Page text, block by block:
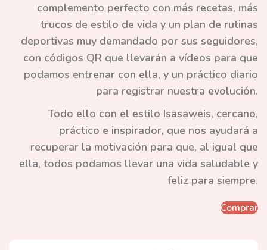
complemento perfecto con más recetas, más
trucos de estilo de vida y un plan de rutinas
deportivas muy demandado por sus seguidores,
con códigos QR que llevarán a vídeos para que
podamos entrenar con ella, y un práctico diario
para registrar nuestra evolución.
Todo ello con el estilo Isasaweis, cercano,
práctico e inspirador, que nos ayudará a
recuperar la motivación para que, al igual que
ella, todos podamos llevar una vida saludable y
feliz para siempre.
Comprar